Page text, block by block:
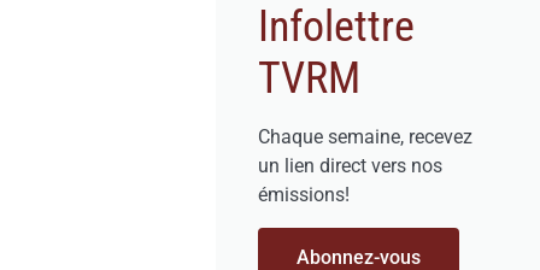
Infolettre
TVRM
Chaque semaine, recevez
un lien direct vers nos
émissions!
Abonnez-vous